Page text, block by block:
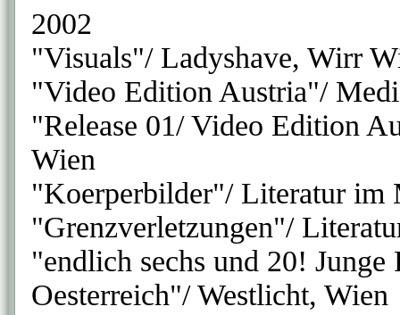
2002
"Visuals"/ Ladyshave, Wirr
"Video Edition Austria"/
"Release 01/ Video Edition
Wien
"Koerperbilder"/ Literatur im
"Grenzverletzungen"/
"endlich sechs und 20!
Oesterreich"/ Westlicht, Wien